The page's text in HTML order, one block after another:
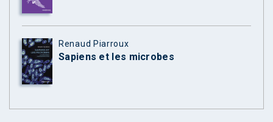
Renaud Piarroux
Sapiens et les microbes